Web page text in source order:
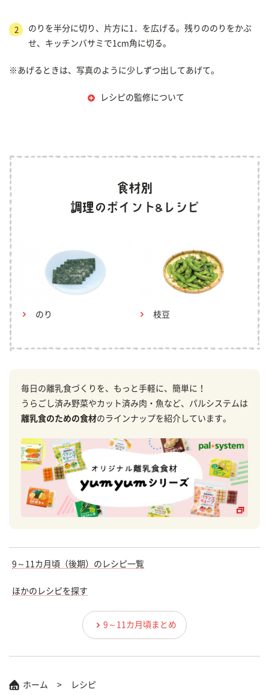
2
のりを半分に切り、片方に1．を広げる。残りののりをかぶ
せ、キッチンバサミで1cm角に切る。
※あげるときは、写真のように少しずつ出してあげて。
レシピの監修について
のり 枝豆
毎日の離乳食づくりを、もっと手軽に、簡単に！
うらごし済み野菜やカット済み肉・魚など、パルシステムは
離乳食のための食材のラインナップを紹介しています。
9～11カ月頃（後期）のレシピ一覧
ほかのレシピを探す
9～11カ月頃まとめ
ホーム レシピ